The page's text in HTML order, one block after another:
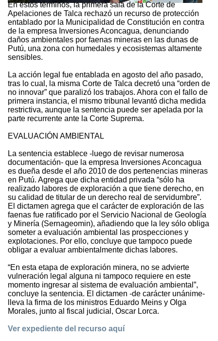
En estos términos, la primera sala de la Corte de
Apelaciones de Talca rechazó un recurso de protección
entablado por la Municipalidad de Constitución en contra
de la empresa Inversiones Aconcagua, denunciando
daños ambientales por faenas mineras en las dunas de
Putú, una zona con humedales y ecosistemas altamente
sensibles.
La acción legal fue entablada en agosto del año pasado,
tras lo cual, la misma Corte de Talca decretó una “orden de
no innovar” que paralizó los trabajos. Ahora con el fallo de
primera instancia, el mismo tribunal levantó dicha medida
restrictiva, aunque la sentencia puede ser apelada por la
parte recurrente ante la Corte Suprema.
EVALUACIÓN AMBIENTAL
La sentencia establece -luego de revisar numerosa
documentación- que la empresa Inversiones Aconcagua
es dueña desde el año 2010 de dos pertenencias mineras
en Putú. Agrega que dicha entidad privada “sólo ha
realizado labores de exploración a que tiene derecho, en
su calidad de titular de un derecho real de servidumbre”.
El dictamen agrega que el carácter de exploración de las
faenas fue ratificado por el Servicio Nacional de Geología
y Minería (Sernageomin), añadiendo que la ley sólo obliga
someter a evaluación ambiental las prospecciones y
explotaciones. Por ello, concluye que tampoco puede
obligar a evaluar ambientalmente dichas labores.
“En esta etapa de exploración minera, no se advierte
vulneración legal alguna ni tampoco requiere en este
momento ingresar al sistema de evaluación ambiental”,
concluye la sentencia. El dictamen -de carácter unánime-
lleva la firma de los ministros Eduardo Meins y Olga
Morales, junto al fiscal judicial, Oscar Lorca.
Ver expediente del recurso aquí